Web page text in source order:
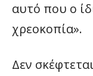
αυτό που ο
χρεοκοπία».
Δεν